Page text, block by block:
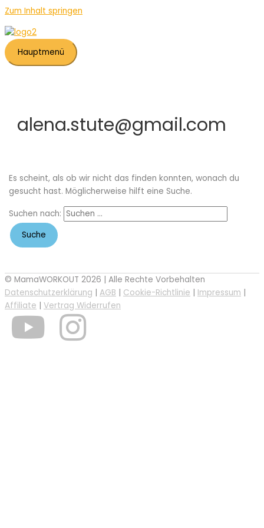
Zum Inhalt springen
Hauptmenü
alena.stute@gmail.com
Es scheint, als ob wir nicht das finden konnten, wonach du
gesucht hast. Möglicherweise hilft eine Suche.
Suchen nach:
© MamaWORKOUT 2026 | Alle Rechte Vorbehalten
Datenschutzerklärung | AGB | Cookie-Richtlinie | Impressum |
Affiliate | Vertrag Widerrufen